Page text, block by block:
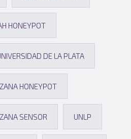
HONEYPOT
DE LA PLATA
HONEYPOT
SENSOR UNLP